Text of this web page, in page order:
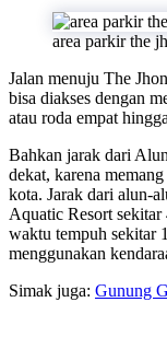
area parkir the
Jalan menuju The
bisa diakses dengan
atau roda empat
Bahkan jarak dari
dekat, karena
kota. Jarak dari alun-
Aquatic Resort sekitar
waktu tempuh sekitar
menggunakan
Simak juga: Gunung